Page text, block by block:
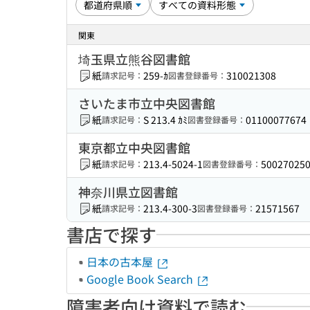
関東
埼玉県立熊谷図書館
紙請求記号： 259-ｶ図書登録番号： 310021308
さいたま市立中央図書館
紙請求記号： S 213.4 ｶﾐ図書登録番号： 01100077674
東京都立中央図書館
紙請求記号： 213.4-5024-1図書登録番号：
神奈川県立図書館
紙請求記号： 213.4-300-3図書登録番号： 21571567
書店で探す
日本の古本屋
Google Book Search